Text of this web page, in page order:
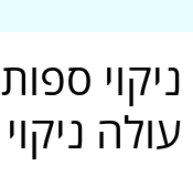
ניקוי
עולה